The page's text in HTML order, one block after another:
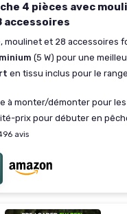
4 pièces avec
accessoires
moulinet et 28 accessoires
(5 W) pour une
en tissu inclus pour le
à monter/démonter pour
prix pour débuter en
avis